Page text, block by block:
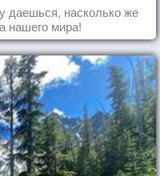
даешься, насколько же
нашего мира!